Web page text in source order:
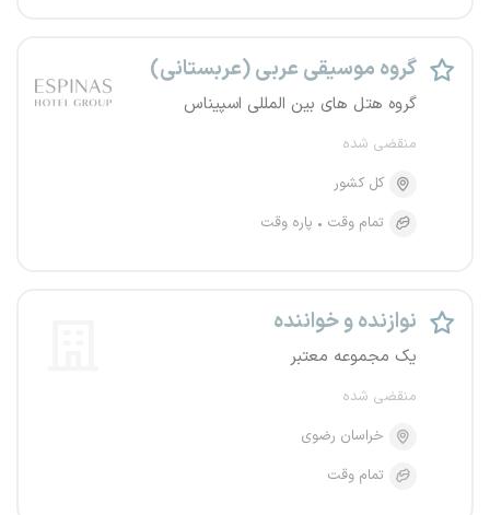
گروه موسیقی عربی (عربستانی)
گروه هتل های بین المللی اسپیناس
منقضی شده
کل کشور
تمام وقت
پاره وقت
نوازنده و خواننده
یک مجموعه معتبر
منقضی شده
خراسان رضوی
تمام وقت